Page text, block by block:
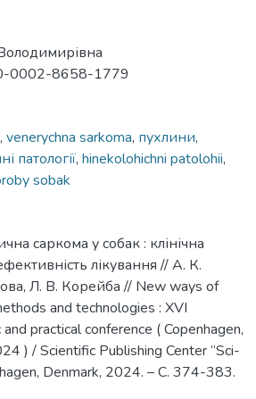
0002-8658-1779
, venerychna sarkoma, пухлини,
патології, hinekolohichni patolohii,
sobak
саркома у собак : клінічна
лікування // А. К.
Л. В. Корейба // New ways of
and technologies : ХVI
practical conference ( Copenhagen,
) / Scientific Publishing Center “Sci-
Denmark, 2024. – С. 374-383.